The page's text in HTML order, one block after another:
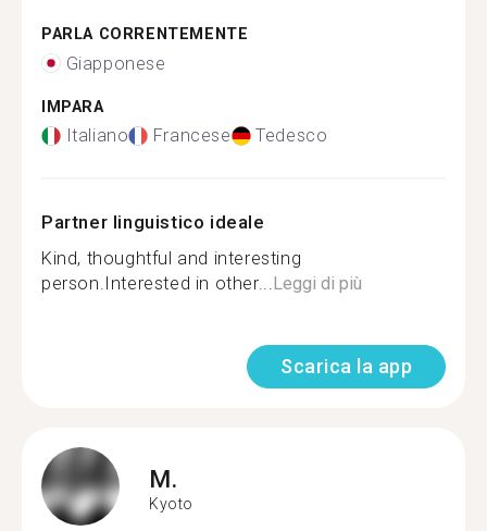
PARLA CORRENTEMENTE
Giapponese
IMPARA
Italiano Francese Tedesco
Partner linguistico ideale
Kind, thoughtful and interesting
person.Interested in other...Leggi di più
Scarica la app
M.
Kyoto